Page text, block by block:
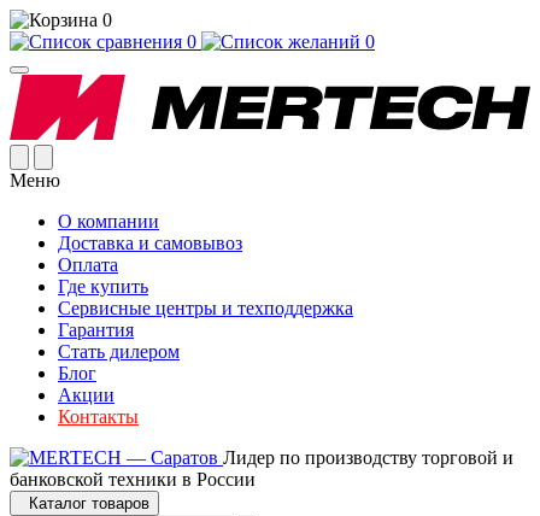
0
0
0
Меню
О компании
Доставка и самовывоз
Оплата
Где купить
Сервисные центры и техподдержка
Гарантия
Стать дилером
Блог
Акции
Контакты
Лидер по производству торговой и
банковской техники в России
Каталог товаров